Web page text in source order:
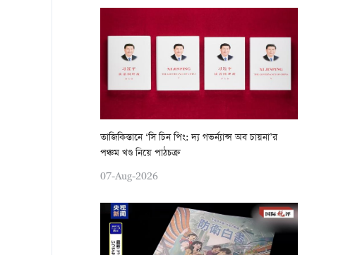
তাজিকিস্তানে ‘সি চিন পিং: দ্য গভর্ন্যান্স অব চায়না’র
পঞ্চম খণ্ড নিয়ে পাঠচক্র
07-Aug-2026